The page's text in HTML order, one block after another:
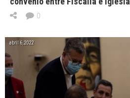
0
abril 6, 2022